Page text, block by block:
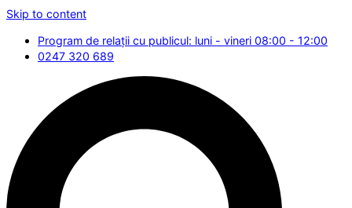
Skip to content
Program de relații cu publicul: luni - vineri 08:00 - 12:00
0247 320 689